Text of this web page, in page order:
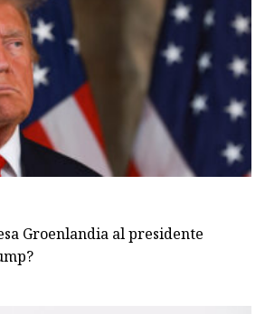
Groenlandia al presidente